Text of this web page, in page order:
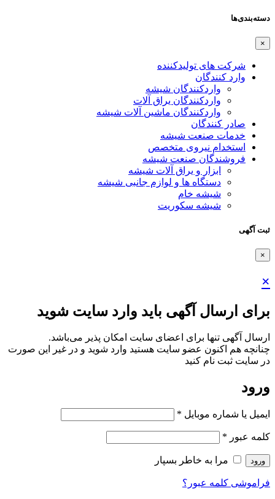
دسته‌بندی‌ها
×
شرکت های تولیدکننده
وارد کنندگان
واردکنندگان شیشه
واردکنندگان یراق آلات
واردکنندگان ماشین آلات شیشه
صادر کنندگان
خدمات صنعت شیشه
استخدام نیروی متخصص
فروشندگان صنعت شیشه
ابزار و یراق آلات شیشه
دستگاه ها و لوازم جانبی شیشه
شیشه خام
شیشه سکوریت
ثبت آگهی
×
×
برای ارسال آگهی باید وارد سایت شوید
ارسال آگهی تنها برای اعضای سایت امکان پذیر می‌باشد.
چنانچه هم‌ اکنون عضو سایت هستید وارد شوید و در غیر این صورت
در سایت ثبت نام کنید
ورود
ایمیل یا شماره موبایل *
کلمه عبور *
ورود مرا به خاطر بسپار
فراموشی کلمه عبور؟